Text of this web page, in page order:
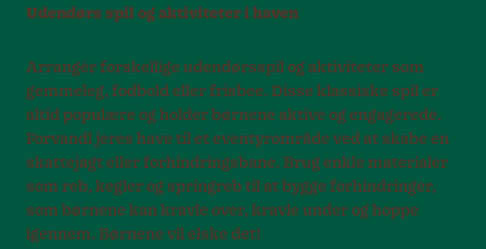
Udendørs spil og aktiviteter i haven
Arrangér forskellige udendørsspil og aktiviteter som
gemmeleg, fodbold eller frisbee. Disse klassiske spil er
altid populære og holder børnene aktive og engagerede.
Forvandl jeres have til et eventyrområde ved at skabe en
skattejagt eller forhindringsbane. Brug enkle materialer
som reb, kegler og springreb til at bygge forhindringer,
som børnene kan kravle over, kravle under og hoppe
igennem. Børnene vil elske det!